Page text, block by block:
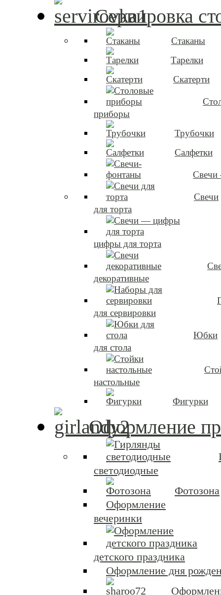
Сервировка
Стаканы
Тарелки
Скатерти
приборы
Трубочки
Салфетки
Свечи
Свечи
для торта
цифры для торта
декоративные
для сервировки
Юбки
для стола
настольные
Фигурки
Оформление
светодиодные
Фотозона
Оформление
вечеринки
детского праздника
Оформление дня